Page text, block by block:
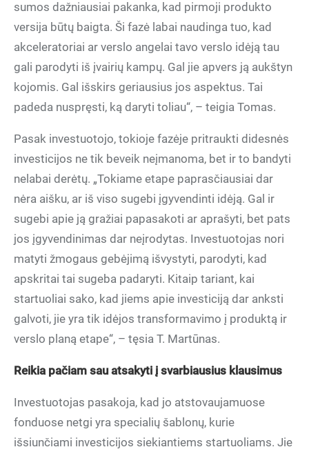
sumos dažniausiai pakanka, kad pirmoji produkto
versija būtų baigta. Ši fazė labai naudinga tuo, kad
akceleratoriai ar verslo angelai tavo verslo idėją tau
gali parodyti iš įvairių kampų. Gal jie apvers ją aukštyn
kojomis. Gal išskirs geriausius jos aspektus. Tai
padeda nuspręsti, ką daryti toliau“, – teigia Tomas.
Pasak investuotojo, tokioje fazėje pritraukti didesnės
investicijos ne tik beveik neįmanoma, bet ir to bandyti
nelabai derėtų. „Tokiame etape paprasčiausiai dar
nėra aišku, ar iš viso sugebi įgyvendinti idėją. Gal ir
sugebi apie ją gražiai papasakoti ar aprašyti, bet pats
jos įgyvendinimas dar neįrodytas. Investuotojas nori
matyti žmogaus gebėjimą išvystyti, parodyti, kad
apskritai tai sugeba padaryti. Kitaip tariant, kai
startuoliai sako, kad jiems apie investiciją dar anksti
galvoti, jie yra tik idėjos transformavimo į produktą ir
verslo planą etape“, – tęsia T. Martūnas.
Reikia pačiam sau atsakyti į svarbiausius klausimus
Investuotojas pasakoja, kad jo atstovaujamuose
fonduose netgi yra specialių šablonų, kurie
išsiunčiami investicijos siekiantiems startuoliams. Jie